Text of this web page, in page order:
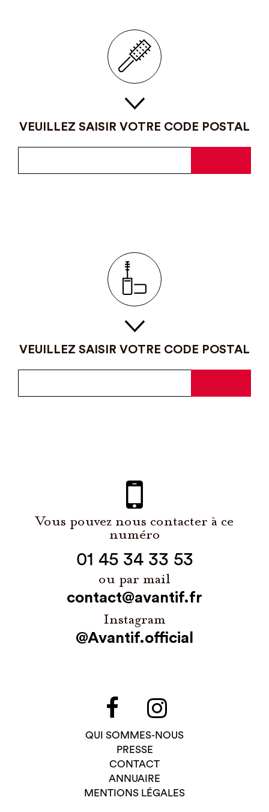
VEUILLEZ SAISIR VOTRE CODE POSTAL
VEUILLEZ SAISIR VOTRE CODE POSTAL
Vous pouvez nous contacter à ce
numéro
01 45 34 33 53
ou par mail
contact@avantif.fr
Instagram
@Avantif.official
QUI SOMMES-NOUS
PRESSE
CONTACT
ANNUAIRE
MENTIONS LÉGALES